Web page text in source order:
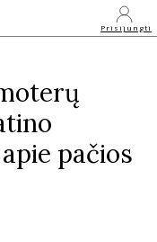
Prisijungti
pačios